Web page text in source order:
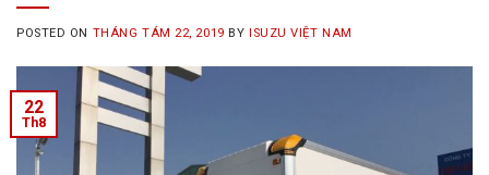
POSTED ON THÁNG TÁM 22, 2019 BY ISUZU VIỆT NAM
22
Th8